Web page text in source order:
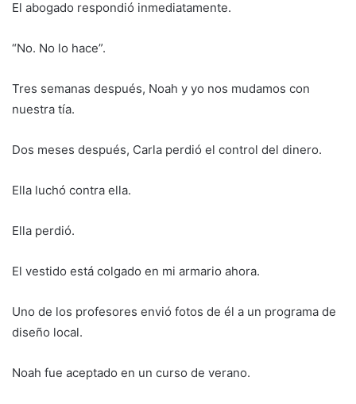
El abogado respondió inmediatamente.
“No. No lo hace”.
Tres semanas después, Noah y yo nos mudamos con
nuestra tía.
Dos meses después, Carla perdió el control del dinero.
Ella luchó contra ella.
Ella perdió.
El vestido está colgado en mi armario ahora.
Uno de los profesores envió fotos de él a un programa de
diseño local.
Noah fue aceptado en un curso de verano.